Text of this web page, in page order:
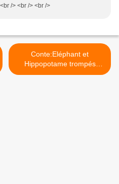
/> <br /> <br />
Conte:Eléphant et
Hippopotame trompés
parTortue >